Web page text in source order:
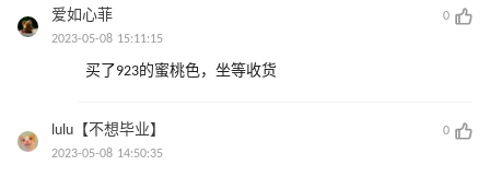
爱如心菲
0
2023-05-08 15:11:15
买了923的蜜桃色，坐等收货
lulu【不想毕业】
0
2023-05-08 14:50:35